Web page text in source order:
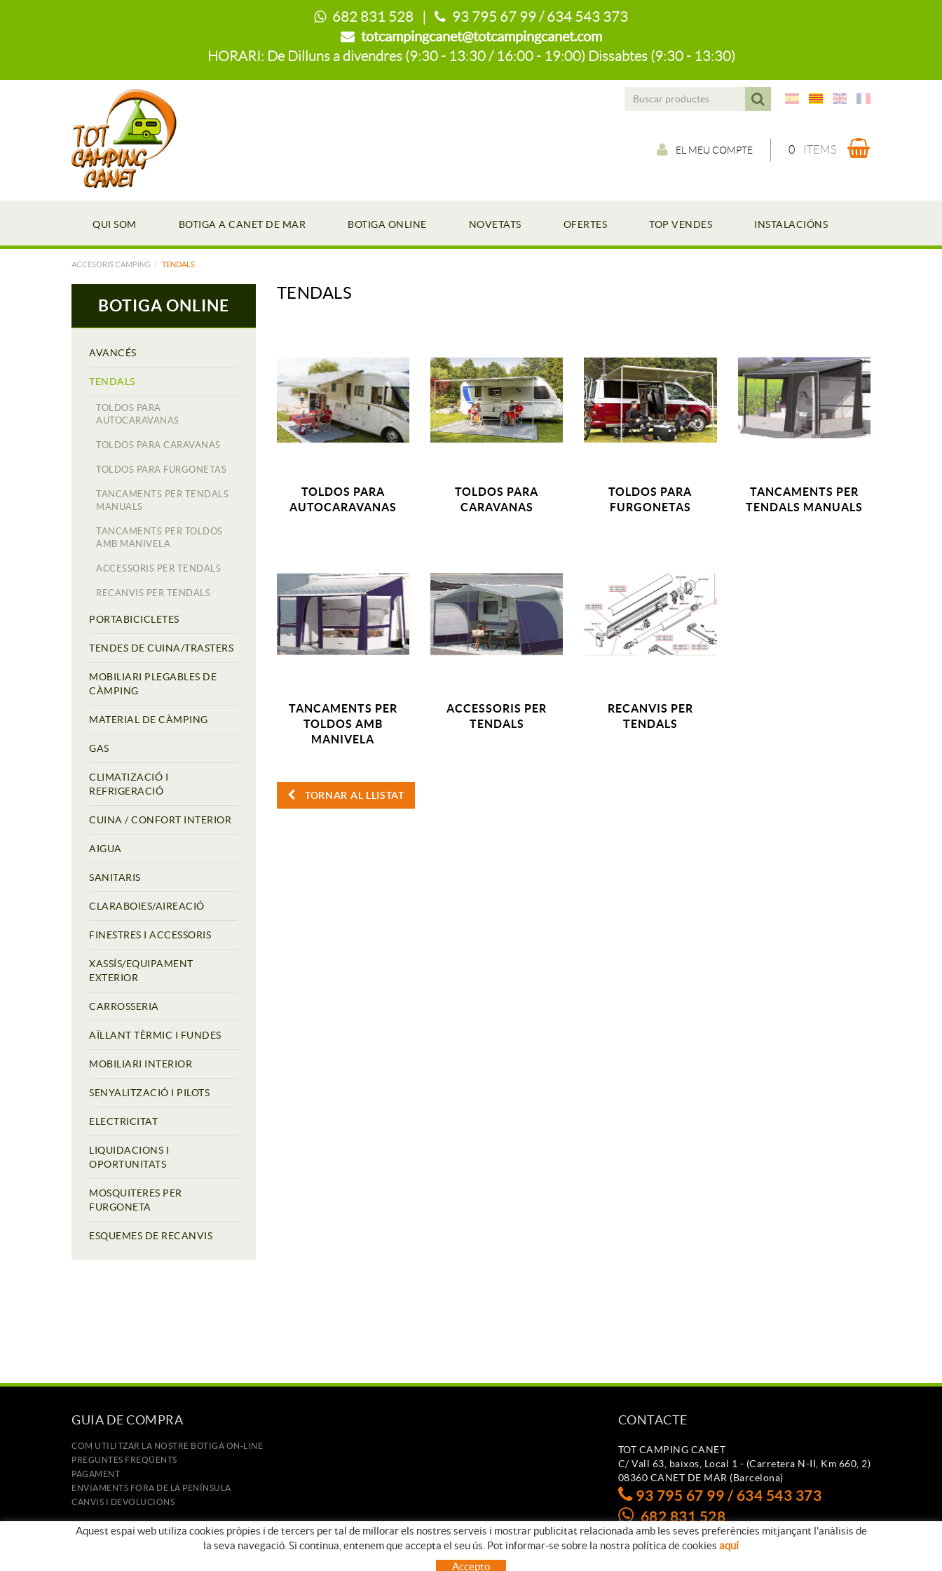
682 831 528 |
93 795 67 99 / 634 543 373
totcampingcanet@totcampingcanet.com
HORARI: De Dilluns a divendres (9:30 - 13:30 / 16:00 - 19:00) Dissabtes (9:30 - 13:30)
EL MEU COMPTE 0 ITEMS
QUI SOM BOTIGA A CANET DE MAR BOTIGA ONLINE NOVETATS OFERTES TOP VENDES INSTALACIÓNS
ACCESORIS CAMPING TENDALS
BOTIGA ONLINE
AVANCÉS
TENDALS
TOLDOS PARA
AUTOCARAVANAS
TOLDOS PARA CARAVANAS
TOLDOS PARA FURGONETAS
TANCAMENTS PER TENDALS
MANUALS
TANCAMENTS PER TOLDOS
AMB MANIVELA
ACCESSORIS PER TENDALS
RECANVIS PER TENDALS
PORTABICICLETES
TENDES DE CUINA/TRASTERS
MOBILIARI PLEGABLES DE
CÀMPING
MATERIAL DE CÀMPING
GAS
CLIMATIZACIÓ I
REFRIGERACIÓ
CUINA / CONFORT INTERIOR
AIGUA
SANITARIS
CLARABOIES/AIREACIÓ
FINESTRES I ACCESSORIS
XASSÍS/EQUIPAMENT
EXTERIOR
CARROSSERIA
AÏLLANT TÈRMIC I FUNDES
MOBILIARI INTERIOR
SENYALITZACIÓ I PILOTS
ELECTRICITAT
LIQUIDACIONS I
OPORTUNITATS
MOSQUITERES PER
FURGONETA
ESQUEMES DE RECANVIS
TENDALS
TOLDOS PARA
AUTOCARAVANAS
TOLDOS PARA
CARAVANAS
TOLDOS PARA
FURGONETAS
TANCAMENTS PER
TENDALS MANUALS
TANCAMENTS PER
TOLDOS AMB
MANIVELA
ACCESSORIS PER
TENDALS
RECANVIS PER
TENDALS
TORNAR AL LLISTAT
GUIA DE COMPRA
COM UTILITZAR LA NOSTRE BOTIGA ON-LINE
PREGUNTES FREQÜENTS
PAGAMENT
ENVIAMENTS FORA DE LA PENÍNSULA
CANVIS I DEVOLUCIONS
INICI
CONTACTE
TOT CAMPING CANET
C/ Vall 63, baixos, Local 1 - (Carretera N-II, Km 660, 2)
08360 CANET DE MAR (Barcelona)
93 795 67 99 / 634 543 373
682 831 528
totcampingcanet@totcampingcanet.com
Aquest espai web utiliza cookies pròpies i de tercers per tal de millorar els nostres serveis i mostrar publicitat relacionada amb les seves preferències mitjançant l'anàlisis de
la seva navegació. Si continua, entenem que accepta el seu ús. Pot informar-se sobre la nostra política de cookies aquí
Accepto